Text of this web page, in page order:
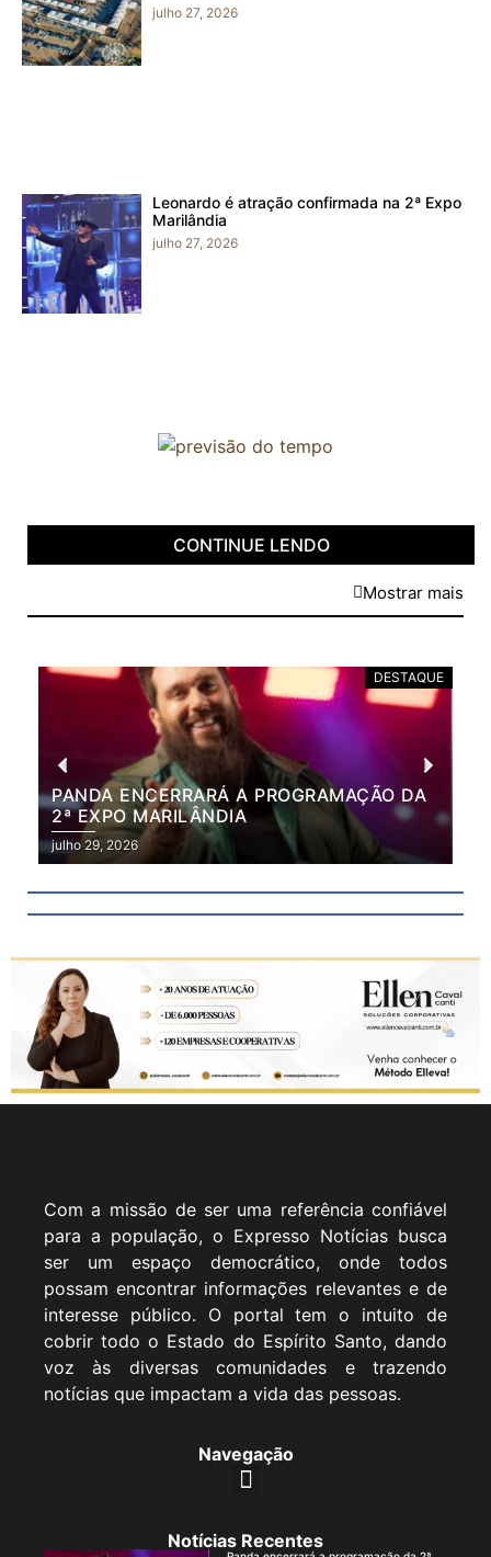
julho 27, 2026
Leonardo é atração confirmada na 2ª Expo
Marilândia
julho 27, 2026
CONTINUE LENDO
Mostrar mais
DESTAQUE
PANDA ENCERRARÁ A PROGRAMAÇÃO DA
2ª EXPO MARILÂNDIA
julho 29, 2026
Com a missão de ser uma referência confiável
para a população, o Expresso Notícias busca
ser um espaço democrático, onde todos
possam encontrar informações relevantes e de
interesse público. O portal tem o intuito de
cobrir todo o Estado do Espírito Santo, dando
voz às diversas comunidades e trazendo
notícias que impactam a vida das pessoas.
Navegação
Notícias Recentes